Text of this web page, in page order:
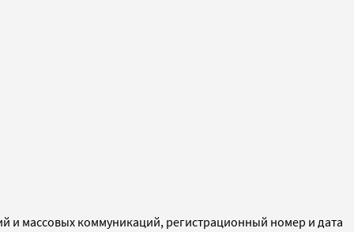
и массовых коммуникаций, регистрационный номер и дата